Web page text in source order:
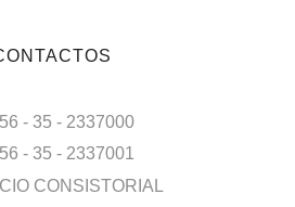
- 35 - 2337000
- 35 - 2337001
CONSISTORIAL